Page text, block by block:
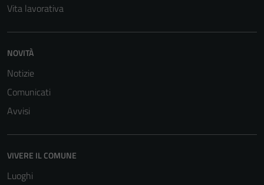
Vita lavorativa
NOVITÀ
Notizie
Comunicati
Avvisi
VIVERE IL COMUNE
Luoghi
possono